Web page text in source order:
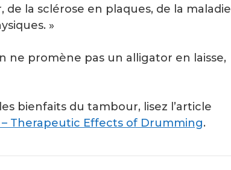
la sclérose en plaques, de la maladie
»
ne promène pas un alligator en laisse,
bienfaits du tambour, lisez l’article
Therapeutic Effects of Drumming.